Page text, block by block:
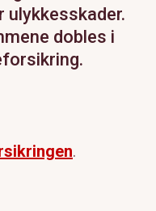
dobles i
.